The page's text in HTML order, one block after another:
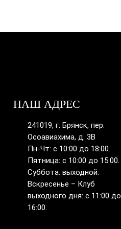
НАШ АДРЕС
241019, г. Брянск, пер.
Осоавиахима, д. 3В
Пн-Чт: с 10:00 до 18:00.
Пятница: с 10:00 до 15:00.
Суббота: выходной.
Вскресенье – Клуб
выходного дня: с 11:00 до
16:00.